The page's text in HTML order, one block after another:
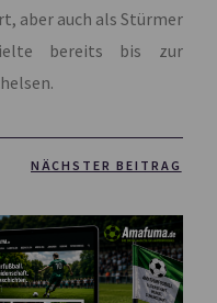
aber auch als Stürmer
bereits bis zur
NÄCHSTER BEITRAG